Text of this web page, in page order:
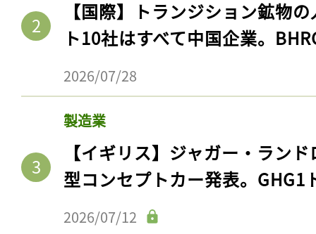
【国際】トランジション鉱物
ト10社はすべて中国企業。
2026/07/28
製造業
【イギリス】ジャガー・ラン
型コンセプトカー発表。GHG1
2026/07/12